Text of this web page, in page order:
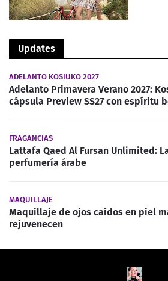
Updates
ADELANTO KOSIUKO 2027
Adelanto Primavera Verano 2027:
cápsula Preview SS27 con espíritu
FRAGANCIAS
Lattafa Qaed Al Fursan Unlimited:
perfumería árabe
MAQUILLAJE
Maquillaje de ojos caídos en piel
rejuvenecen